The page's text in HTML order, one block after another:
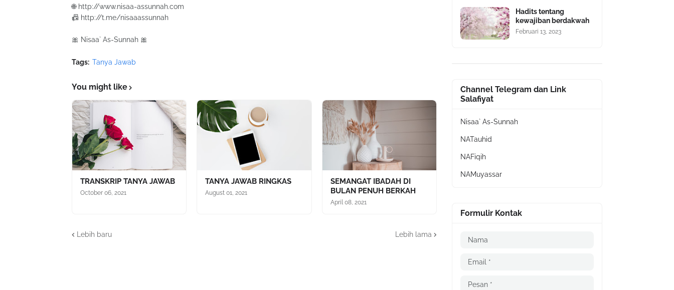
🌐 http://www.nisaa-assunnah.com
📠 http://t.me/nisaaassunnah
🎀 Nisaa` As-Sunnah 🎀
Tags: Tanya Jawab
You might like
TRANSKRIP TANYA JAWAB
October 06, 2021
TANYA JAWAB RINGKAS
August 01, 2021
SEMANGAT IBADAH DI
BULAN PENUH BERKAH
April 08, 2021
Lebih baru Lebih lama
Hadits tentang
kewajiban berdakwah
Februari 13, 2023
Channel Telegram dan Link
Salafiyat
Nisaa` As-Sunnah
NATauhid
NAFiqih
NAMuyassar
Formulir Kontak